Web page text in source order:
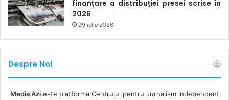
finanțare a distribuției presei scrise în
2026
29 iulie 2026
Despre Noi
Media Azieste platforma Centrului pentru Jurnalism Independent